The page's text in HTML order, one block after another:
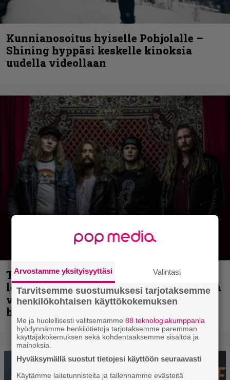
Kunnianosoitus hyiselle Pohjolalle –
Shining hyppäsi keskelle kinoksia
uudella videollaan
Thrash ’n’ roll -yhtye Madred ryydittää
levyjulkaisua keikkareissulla kuvatulla
videolla – ”Oltiin pakussa kusihädässä
helvetin väsyneenä…”
Arvostamme yksityisyyttäsi Valintasi
Tarvitsemme suostumuksesi tarjotaksemme
henkilökohtaisen käyttökokemuksen
Me ja huolellisesti valitsemamme88 teknologiakumppania
hyödynnämme henkilötietoja tarjotaksemme paremman
käyttäjäkokemuksen sekä kohdentaaksemme sisältöä ja
mainoksia.
Hyväksymällä suostut tietojesi käyttöön seuraavasti
Käytämme laitetunnisteita ja tallennamme evästeitä